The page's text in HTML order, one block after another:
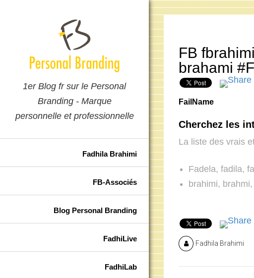
1er Blog fr sur le Personal
Branding - Marque
personnelle et professionnelle
Fadhila Brahimi
FB-Associés
Blog Personal Branding
FadhiLive
FadhiLab
FB
brahami
FailName
Cherchez les
La liste des vrais
Fadela, fadila,
brahimi,
Fadhila Brahimi